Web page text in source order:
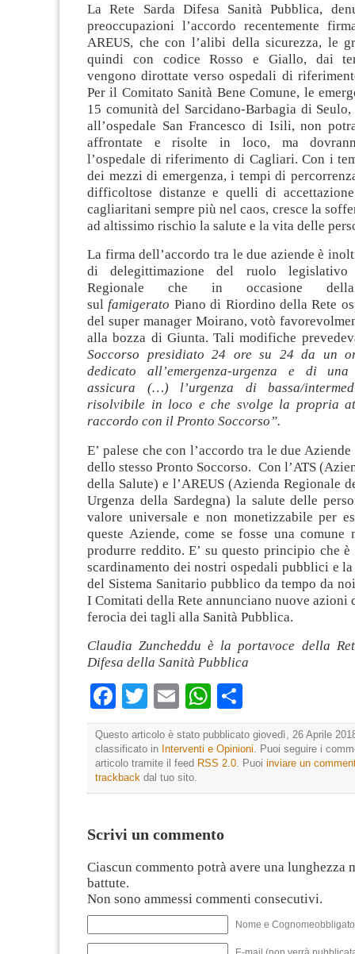
La Rete Sarda Difesa Sanità Pubblica,
preoccupazioni l’accordo recentemente
AREUS, che con l’alibi della sicurezza, le
quindi con codice Rosso e Giallo, dai
vengono dirottate verso ospedali di
Per il Comitato Sanità Bene Comune, le
15 comunità del Sarcidano-Barbagia di
all’ospedale San Francesco di Isili, non
affrontate e risolte in loco, ma
l’ospedale di riferimento di Cagliari. Con i
dei mezzi di emergenza, i tempi di
difficoltose distanze e quelli di
cagliaritani sempre più nel caos, cresce la
ad altissimo rischio la salute e la vita delle
La firma dell’accordo tra le due aziende è
di delegittimazione del ruolo
Regionale che in occasione della
sul famigerato Piano di Riordino della Rete
del super manager Moirano, votò
alla bozza di Giunta. Tali modifiche
Soccorso presidiato 24 ore su 24 da un
dedicato all’emergenza-urgenza e di
assicura (…) l’urgenza di bassa/
risolvibile in loco e che svolge la propria
raccordo con il Pronto Soccorso”.
E’ palese che con l’accordo tra le due
dello stesso Pronto Soccorso. Con l’ATS
della Salute) e l’AREUS (Azienda Regionale
Urgenza della Sardegna) la salute delle
valore universale e non monetizzabile per
queste Aziende, come se fosse una comune
produrre reddito. E’ su questo principio che
scardinamento dei nostri ospedali pubblici e
del Sistema Sanitario pubblico da tempo da
I Comitati della Rete annunciano nuove azioni
ferocia dei tagli alla Sanità Pubblica.
Claudia Zuncheddu è la portavoce della
Difesa della Sanità Pubblica
Facebook
TwitterEmailWhatsApp
Questo articolo è stato pubblicato giovedì, 26 Aprile
classificato in Interventi e Opinioni. Puoi seguire i
articolo tramite il feed RSS 2.0. Puoi inviare un
trackback dal tuo sito.
Scrivi un commento
Ciascun commento potrà avere una lunghezza
battute.
Non sono ammessi commenti consecutivi.
Nome e